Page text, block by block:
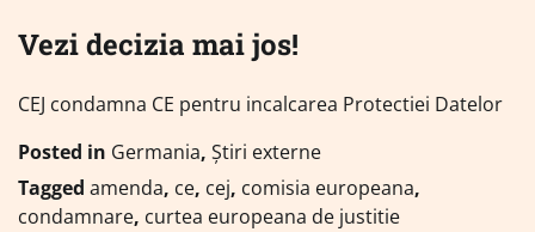
Vezi decizia mai jos!
CEJ condamna CE pentru incalcarea Protectiei Datelor
Posted in Germania, Știri externe
Tagged amenda, ce, cej, comisia europeana,
condamnare, curtea europeana de justitie